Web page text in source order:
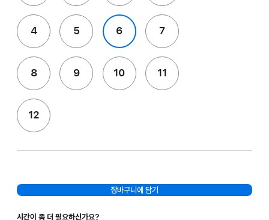
4 5 6 7
8 9 10 11
12
장바구니에 담기
시간이 좀 더 필요하신가요?